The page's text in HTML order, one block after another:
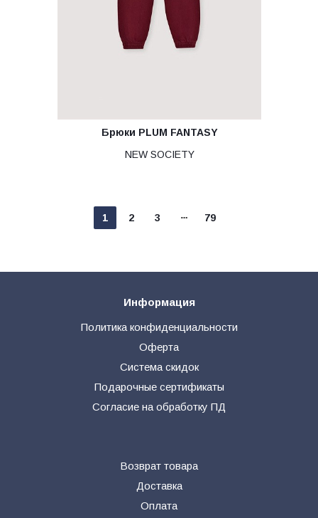
Брюки PLUM FANTASY
NEW SOCIETY
1 2 3 79
Информация
Политика конфиденциальности
Оферта
Система скидок
Подарочные сертификаты
Согласие на обработку ПД
Возврат товара
Доставка
Оплата